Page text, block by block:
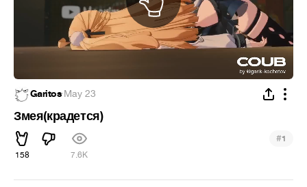
Garitos·May 23
Змея(крадется)
158 7.6K
#1